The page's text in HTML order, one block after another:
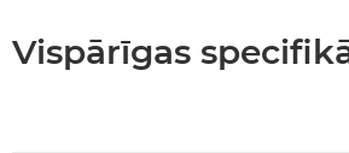
Vispārīgas